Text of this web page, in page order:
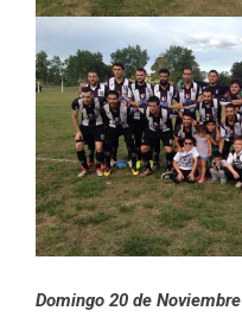
Domingo 20 de Noviembre